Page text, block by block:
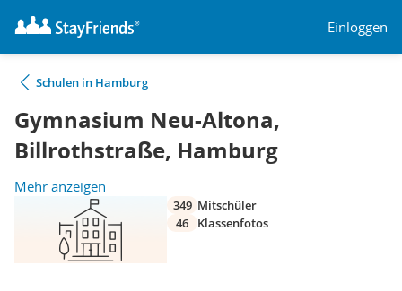
Einloggen
Schulen in Hamburg
Gymnasium Neu-Altona,
Billrothstraße, Hamburg
Mehr anzeigen
349 Mitschüler
46
Klassenfotos